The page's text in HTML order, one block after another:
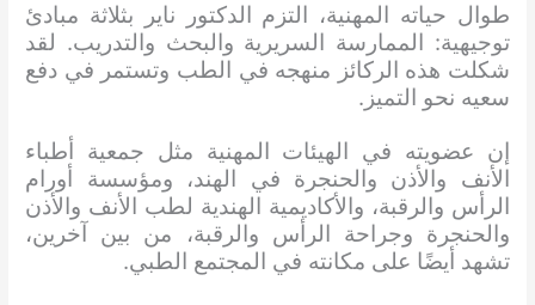
طوال حياته المهنية، التزم الدكتور ناير بثلاثة مبادئ
توجيهية: الممارسة السريرية والبحث والتدريب. لقد
شكلت هذه الركائز منهجه في الطب وتستمر في دفع
سعيه نحو التميز.
إن عضويته في الهيئات المهنية مثل جمعية أطباء
الأنف والأذن والحنجرة في الهند، ومؤسسة أورام
الرأس والرقبة، والأكاديمية الهندية لطب الأنف والأذن
والحنجرة وجراحة الرأس والرقبة، من بين آخرين،
تشهد أيضًا على مكانته في المجتمع الطبي.